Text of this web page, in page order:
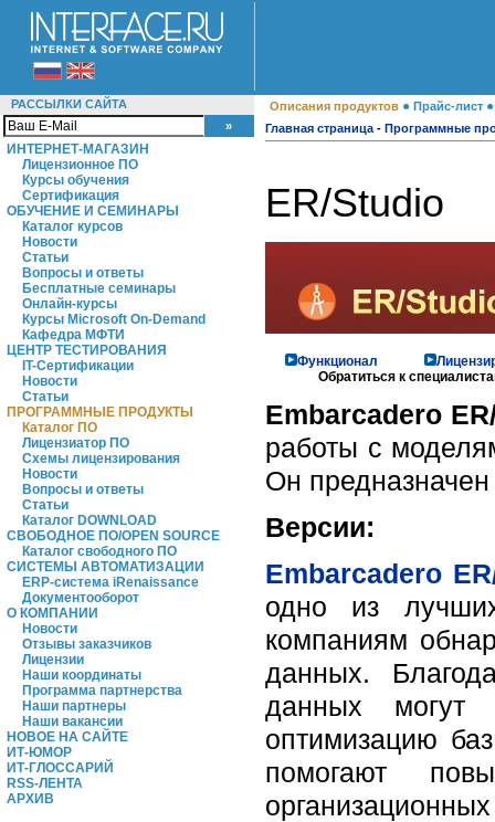
РАССЫЛКИ САЙТА
ИНТЕРНЕТ-МАГАЗИН
Лицензионное ПО
Курсы обучения
Сертификация
ОБУЧЕНИЕ И СЕМИНАРЫ
Каталог курсов
Новости
Статьи
Вопросы и ответы
Бесплатные семинары
Онлайн-курсы
Курсы Microsoft On-Demand
Кафедра МФТИ
ЦЕНТР ТЕСТИРОВАНИЯ
IT-Сертификации
Новости
Статьи
ПРОГРАММНЫЕ ПРОДУКТЫ
Каталог ПО
Лицензиатор ПО
Схемы лицензирования
Новости
Вопросы и ответы
Статьи
Каталог DOWNLOAD
СВОБОДНОЕ ПО/OPEN SOURCE
Каталог свободного ПО
СИСТЕМЫ АВТОМАТИЗАЦИИ
ERP-система iRenaissance
Документооборот
О КОМПАНИИ
Новости
Отзывы заказчиков
Лицензии
Наши координаты
Программа партнерства
Наши партнеры
Наши вакансии
НОВОЕ НА САЙТЕ
ИТ-ЮМОР
ИТ-ГЛОССАРИЙ
RSS-ЛЕНТА
АРХИВ
Описания продуктов ● Прайс-лист
Главная страница - Программные
ER/Studio
Функционал
Обратиться к
Embarcadero
работы с
Он
Версии:
Embarcadero
одно из
компаниям
данных.
данных могут
оптимизацию
помогают